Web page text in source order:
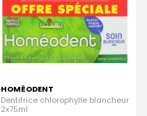
HOMÉODENT
Dentifrice chlorophylle blancheur
2x75ml